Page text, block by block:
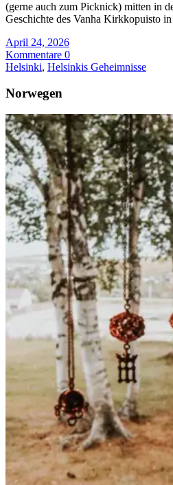
(gerne auch zum Picknick) mitten in
Geschichte des Vanha Kirkkopuisto
April 24, 2026
Kommentare 0
Helsinki, Helsinkis Geheimnisse
Norwegen